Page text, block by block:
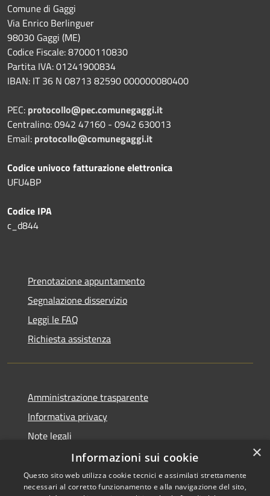
Comune di Gaggi
Via Enrico Berlinguer
98030 Gaggi (ME)
Codice Fiscale: 87000110830
Partita IVA: 01241900834
IBAN: IT 36 N 08713 82590 000000080400
PEC: protocollo@pec.comunegaggi.it
Centralino: 0942 47160 - 0942 630013
Email: protocollo@comunegaggi.it
Codice univoco fatturazione elettronica
UFU4BP
Codice IPA
c_d844
Prenotazione appuntamento
Segnalazione disservizio
Leggi le FAQ
Richiesta assistenza
Amministrazione trasparente
Informativa privacy
Note legali
Dichiarazione di accessibilità
×
Informazioni sui cookie
Questo sito web utilizza cookie tecnici e assimilati strettamente
necessari al corretto funzionamento e alla navigazione del sito,